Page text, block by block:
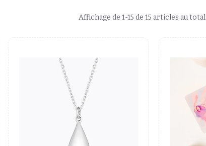
Affichage de 1-15 de 15 articles au total